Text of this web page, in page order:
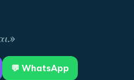
.»
💬 WhatsApp